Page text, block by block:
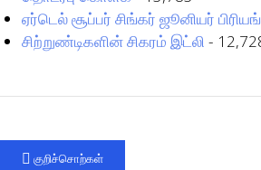
ஏர்டெல் சூப்பர் சிங்கர் ஜூனியர்
சிற்றுண்டிகளின் சிகரம் இட்லி -
குறிச்சொற்கள்